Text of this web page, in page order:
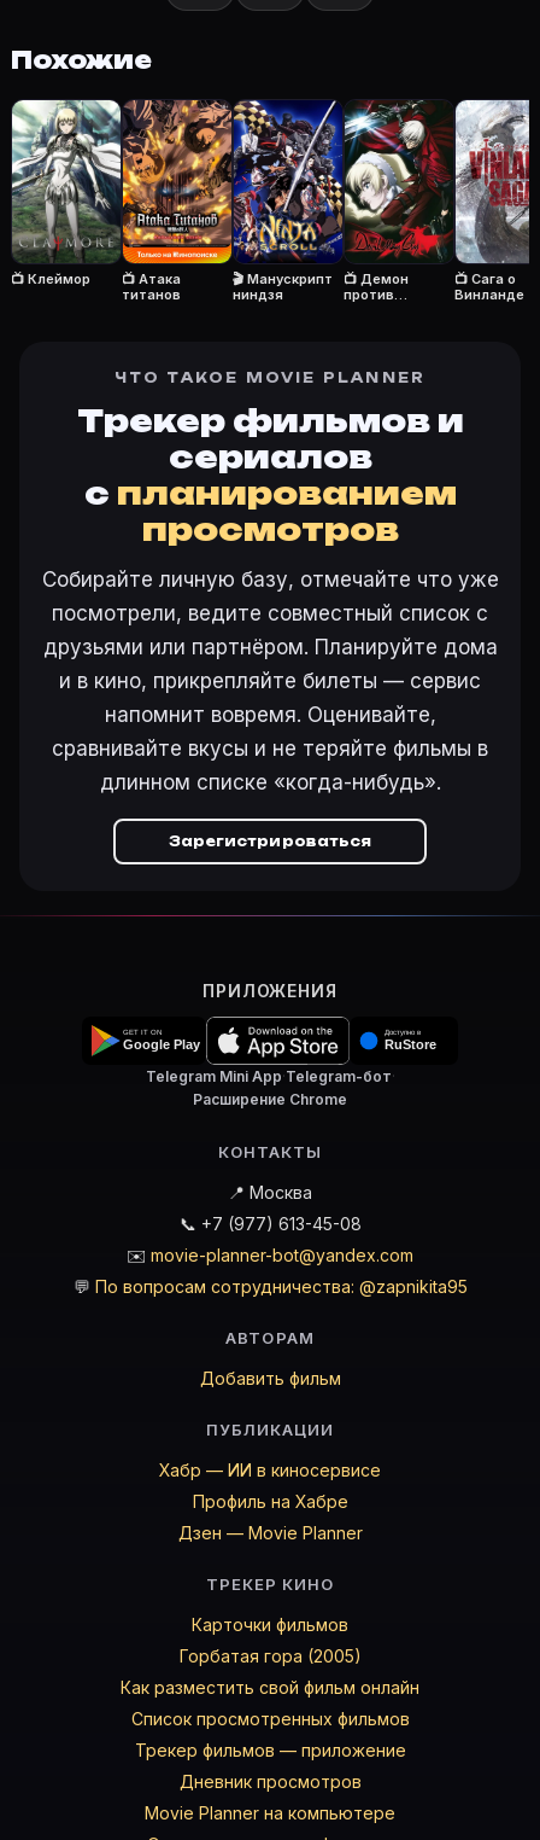
Какой рейтинг у «Берсерк» (1997)?
Как отслеживать «Берсерк» (1997) в Movie Planner?
Откройте карточку «Берсерк (1997)»: описание,
Кто актёры в «Берсерк» (1997)?
Режиссёр — Наохито Такахаси. В сериале
Как добавить «Берсерк» в свой список фильмов?
Откройте «Берсерк (1997)» на Movie Planner,
Интересные факты о фильмах·Как вести watchlist
Другие карточки: Горбатая гора (2005) ·
Войти в кабинет— сохранить «Берсерк» в свою
Похожие
📺 Клеймор
📺 Атака
титанов
🎬 Манускрипт
ниндзя
📺 Демон
против
📺 Сага о
Винланде
ЧТО ТАКОЕ MOVIE PLANNER
Трекер фильмов и
сериалов
с планированием
просмотров
Собирайте личную базу, отмечайте что уже
посмотрели, ведите совместный список с
друзьями или партнёром. Планируйте дома
и в кино, прикрепляйте билеты — сервис
напомнит вовремя. Оценивайте,
сравнивайте вкусы и не теряйте фильмы в
длинном списке «когда-нибудь».
Зарегистрироваться
ПРИЛОЖЕНИЯ
Telegram Mini App·Telegram-бот·
Расширение Chrome
КОНТАКТЫ
📍 Москва
📞 +7 (977) 613-45-08
✉️ movie-planner-bot@yandex.com
💬 По вопросам сотрудничества: @zapnikita95
АВТОРАМ
Добавить фильм
ПУБЛИКАЦИИ
Хабр — ИИ в киносервисе
Профиль на Хабре
Дзен — Movie Planner
ТРЕКЕР КИНО
Карточки фильмов
Горбатая гора (2005)
Как разместить свой фильм онлайн
Список просмотренных фильмов
Трекер фильмов — приложение
Дневник просмотров
Movie Planner на компьютере